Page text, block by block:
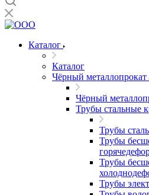
Каталог
Каталог
Чёрный металлопрокат
Чёрный
Трубы стальные
Трубы
Трубы
Трубы
Трубы